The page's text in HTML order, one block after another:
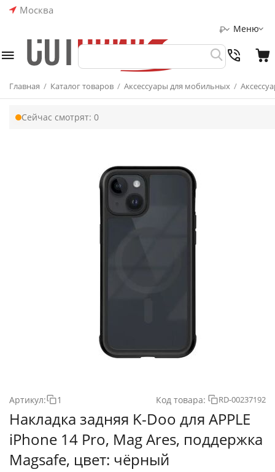
Москва
Меню
₽
Главная / Каталог товаров / Аксессуары для мобильных /
Сейчас смотрят: 0
Артикул: 1 Код товара: RD-00237192
Накладка задняя K-Doo для APPLE
iPhone 14 Pro, Mag Ares, поддержка
Magsafe, цвет: чёрный